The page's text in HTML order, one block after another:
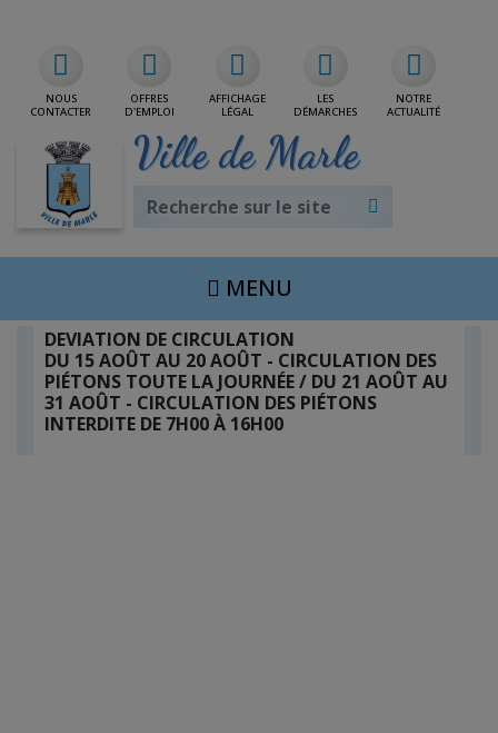
NOUS
CONTACTER
OFFRES
D'EMPLOI
AFFICHAGE
LÉGAL
LES
DÉMARCHES
NOTRE
ACTUALITÉ
Ville de Marle
MENU
DEVIATION DE CIRCULATION
DU 15 AOÛT AU 20 AOÛT - CIRCULATION DES
PIÉTONS TOUTE LA JOURNÉE / DU 21 AOÛT AU
31 AOÛT - CIRCULATION DES PIÉTONS
INTERDITE DE 7H00 À 16H00